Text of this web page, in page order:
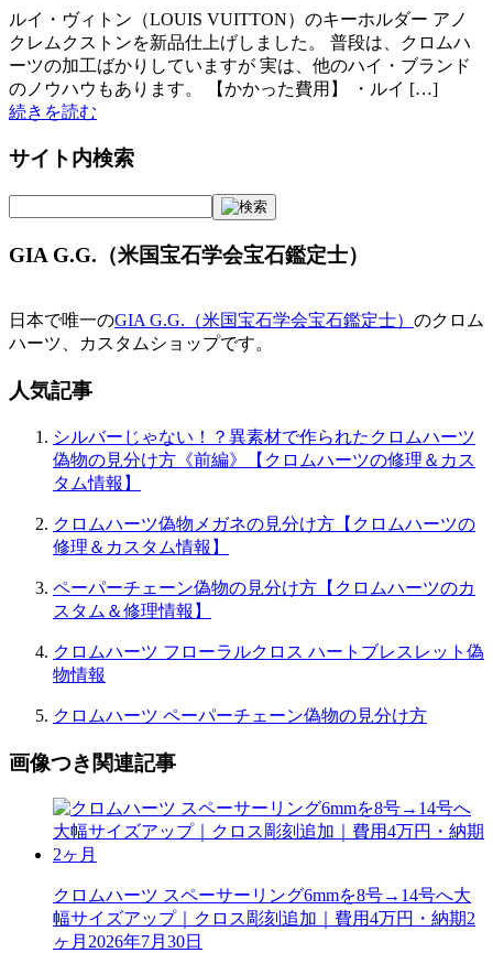
ルイ・ヴィトン（LOUIS VUITTON）のキーホルダー アノ
クレムクストンを新品仕上げしました。 普段は、クロムハ
ーツの加工ばかりしていますが 実は、他のハイ・ブランド
のノウハウもあります。 【かかった費用】 ・ルイ […]
続きを読む
サイト内検索
GIA G.G.（米国宝石学会宝石鑑定士）
日本で唯一のGIA G.G.（米国宝石学会宝石鑑定士） のクロム
ハーツ、カスタムショップです。
人気記事
シルバーじゃない！？異素材で作られたクロムハーツ
偽物の見分け方《前編》【クロムハーツの修理＆カス
タム情報】
クロムハーツ偽物メガネの見分け方【クロムハーツの
修理＆カスタム情報】
ペーパーチェーン偽物の見分け方【クロムハーツのカ
スタム＆修理情報】
クロムハーツ フローラルクロス ハートブレスレット偽
物情報
クロムハーツ ペーパーチェーン偽物の見分け方
画像つき関連記事
クロムハーツ スペーサーリング6mmを8号→14号へ大
幅サイズアップ｜クロス彫刻追加｜費用4万円・納期2
ヶ月 2026年7月30日